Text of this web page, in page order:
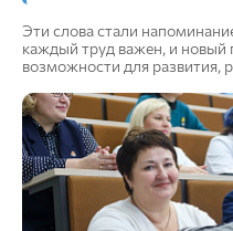
Эти слова стали
каждый труд важен, и новый
возможности для развития,